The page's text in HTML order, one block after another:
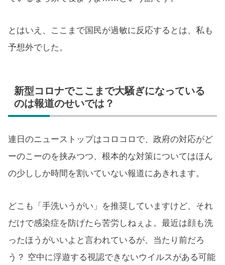
とはいえ、ここまで国民が過敏に反応するとは、私も
予想外でした。
新型コロナでここまで大騒ぎになっている
のは報道のせいでは？
連日のニューストップはコロコロで、政府の対応がど
ーのこーのを挟みつつ、根本的な対策についてはほん
の少ししか時間を割いていない報道にあきれます。
どこも「手洗いうがい」を推奨していますけど、それ
だけで感染症を防げたら苦労しねぇよ。最近は顔も洗
ったほうがいいよと言われているが、当たり前だろ
う？ 空中に浮遊する視認できないウイルスがある可能